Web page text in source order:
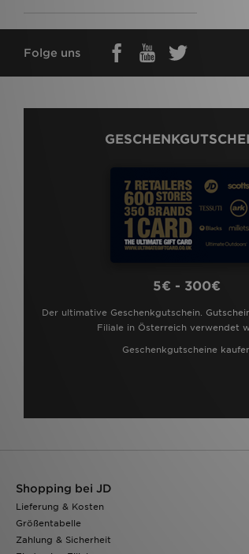
Folge uns
5€ - 300€
Der ultimative Geschenkgutschein.
Filiale in Österreich verwendet
Geschenkgutscheine
Shopping bei JD
Lieferung & Kosten
Größentabelle
Zahlung & Sicherheit